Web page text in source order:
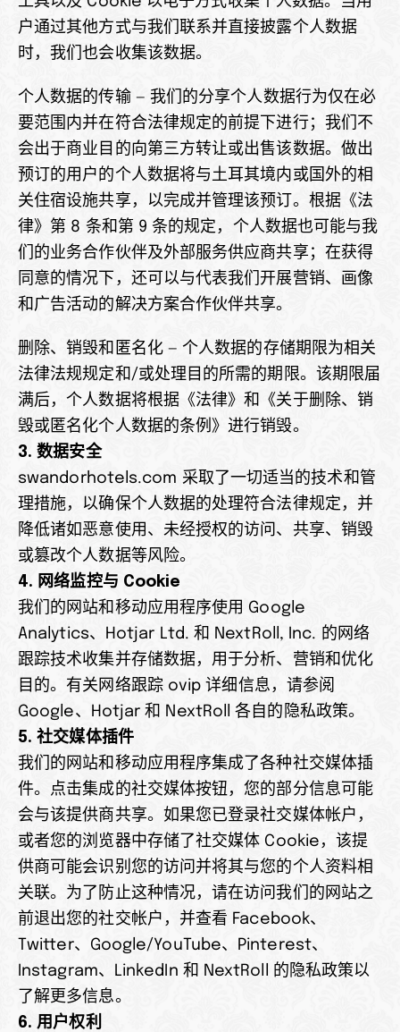
户通过其他方式与我们联系并直接披露个人数据
时，我们也会收集该数据。
个人数据的传输 — 我们的分享个人数据行为仅在必
要范围内并在符合法律规定的前提下进行；我们不
会出于商业目的向第三方转让或出售该数据。做出
预订的用户的个人数据将与土耳其境内或国外的相
关住宿设施共享，以完成并管理该预订。根据《法
律》第 8 条和第 9 条的规定，个人数据也可能与我
们的业务合作伙伴及外部服务供应商共享；在获得
同意的情况下，还可以与代表我们开展营销、画像
和广告活动的解决方案合作伙伴共享。
删除、销毁和匿名化 — 个人数据的存储期限为相关
法律法规规定和/或处理目的所需的期限。该期限届
满后，个人数据将根据《法律》和《关于删除、销
毁或匿名化个人数据的条例》进行销毁。
3. 数据安全
swandorhotels.com 采取了一切适当的技术和管
理措施，以确保个人数据的处理符合法律规定，并
降低诸如恶意使用、未经授权的访问、共享、销毁
或篡改个人数据等风险。
4. 网络监控与 Cookie
我们的网站和移动应用程序使用 Google
Analytics、Hotjar Ltd. 和 NextRoll, Inc. 的网络
跟踪技术收集并存储数据，用于分析、营销和优化
目的。有关网络跟踪 ovip 详细信息，请参阅
Google、Hotjar 和 NextRoll 各自的隐私政策。
5. 社交媒体插件
我们的网站和移动应用程序集成了各种社交媒体插
件。点击集成的社交媒体按钮，您的部分信息可能
会与该提供商共享。如果您已登录社交媒体帐户，
或者您的浏览器中存储了社交媒体 Cookie，该提
供商可能会识别您的访问并将其与您的个人资料相
关联。为了防止这种情况，请在访问我们的网站之
前退出您的社交帐户，并查看 Facebook、
Twitter、Google/YouTube、Pinterest、
Instagram、LinkedIn 和 NextRoll 的隐私政策以
了解更多信息。
6. 用户权利